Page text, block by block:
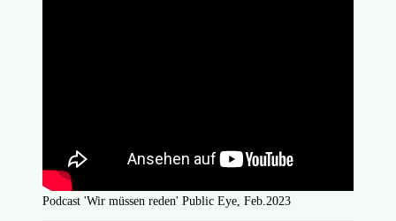
Podcast 'Wir müssen reden' Public Eye, Feb.2023